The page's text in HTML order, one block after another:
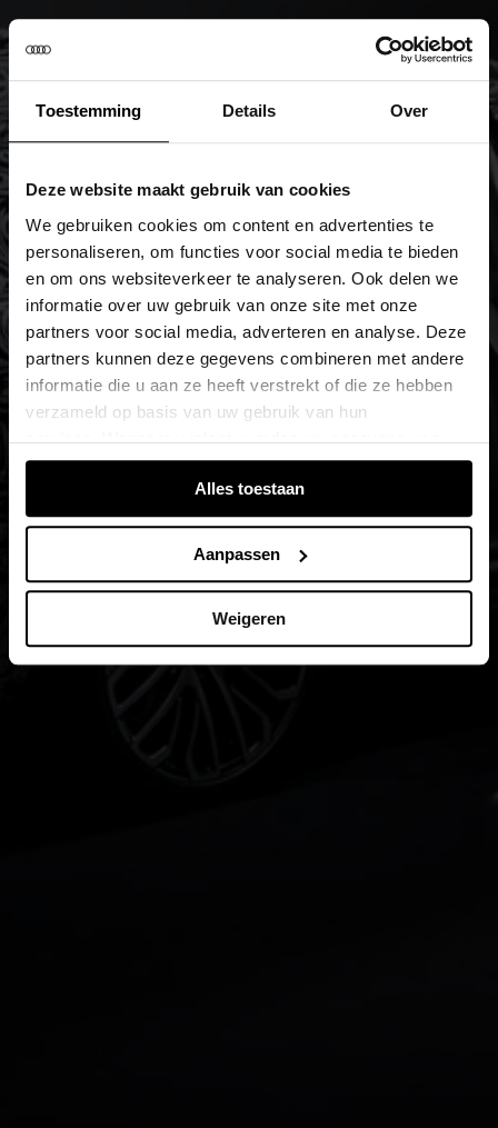
Toestemming Details Over
Deze website maakt gebruik van cookies
We gebruiken cookies om content en advertenties te
personaliseren, om functies voor social media te bieden
en om ons websiteverkeer te analyseren. Ook delen we
informatie over uw gebruik van onze site met onze
partners voor social media, adverteren en analyse. Deze
partners kunnen deze gegevens combineren met andere
informatie die u aan ze heeft verstrekt of die ze hebben
verzameld op basis van uw gebruik van hun
services. Wanneer u inlogt, worden uw gegevens van
verschillende apparaten of browsers samengevoegd via
de extra verwerkte login-ID.Alles toestaan
Aanpassen
Weigeren